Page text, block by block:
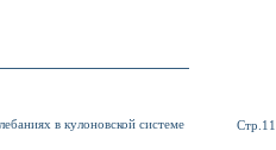
в кулоновской системе
Стр.11